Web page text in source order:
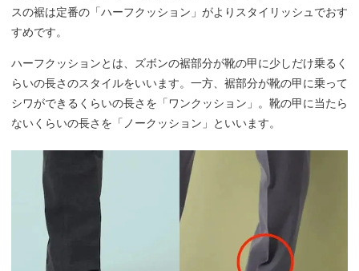
スの裾は定番の「ハーフクッション」がよりスタイリッシュでおす
すめです。
ハーフクッションとは、ズボンの裾部分が靴の甲に少しだけ乗るく
らいの長さのスタイルをいいます。一方、裾部分が靴の甲に乗って
シワができるくらいの長さを「ワンクッション」。靴の甲に当たら
ないくらいの長さを「ノークッション」といいます。